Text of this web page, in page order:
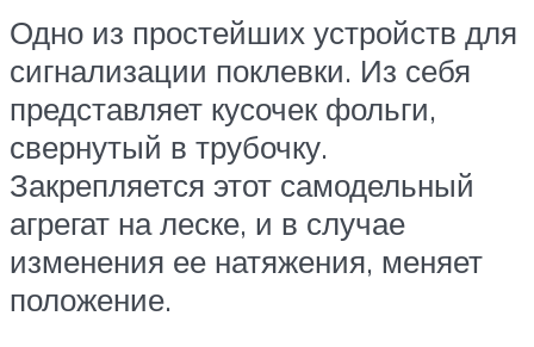
Одно из простейших устройств для
сигнализации поклевки. Из себя
представляет кусочек фольги,
свернутый в трубочку.
Закрепляется этот самодельный
агрегат на леске, и в случае
изменения ее натяжения, меняет
положение.